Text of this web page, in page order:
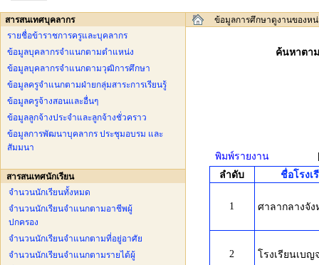
สารสนเทศบุคลากร
รายชื่อข้าราชการครูและบุคลากร
ข้อมูลบุคลากรจำแนกตามตำแหน่ง
ข้อมูลบุคลากรจำแนกตามวุฒิการศึกษา
ข้อมูลครูจำแนกตามฝ่ายกลุ่มสาระการเรียนรู้
ข้อมูลครูจ้างสอนและอื่นๆ
ข้อมูลลูกจ้างประจำและลูกจ้างชั่วคราว
ข้อมูลการพัฒนาบุคลากร ประชุมอบรม และ
สัมมนา
สารสนเทศนักเรียน
จำนวนนักเรียนทั้งหมด
จำนวนนักเรียนจำแนกตามอาชีพผู้
ปกครอง
จำนวนนักเรียนจำแนกตามที่อยู่อาศัย
จำนวนนักเรียนจำแนกตามรายได้ผู้
ข้อมูลการศึกษาดูงานของห
ค้นหาตา
พิมพ์รายงาน
ลำดับ
ชื่อโรงเ
1 ศาลากลางจัง
2 โรงเรียนเบ